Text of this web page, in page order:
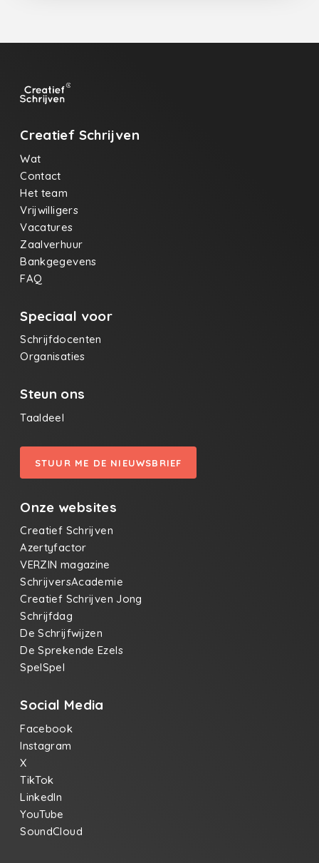
Creatief Schrijven
Wat
Contact
Het team
Vrijwilligers
Vacatures
Zaalverhuur
Bankgegevens
FAQ
Speciaal voor
Schrijfdocenten
Organisaties
Steun ons
Taaldeel
STUUR ME DE NIEUWSBRIEF
Onze websites
Creatief Schrijven
Azertyfactor
VERZIN magazine
SchrijversAcademie
Creatief Schrijven Jong
Schrijfdag
De Schrijfwijzen
De Sprekende Ezels
SpelSpel
Social Media
Facebook
Instagram
X
TikTok
LinkedIn
YouTube
SoundCloud